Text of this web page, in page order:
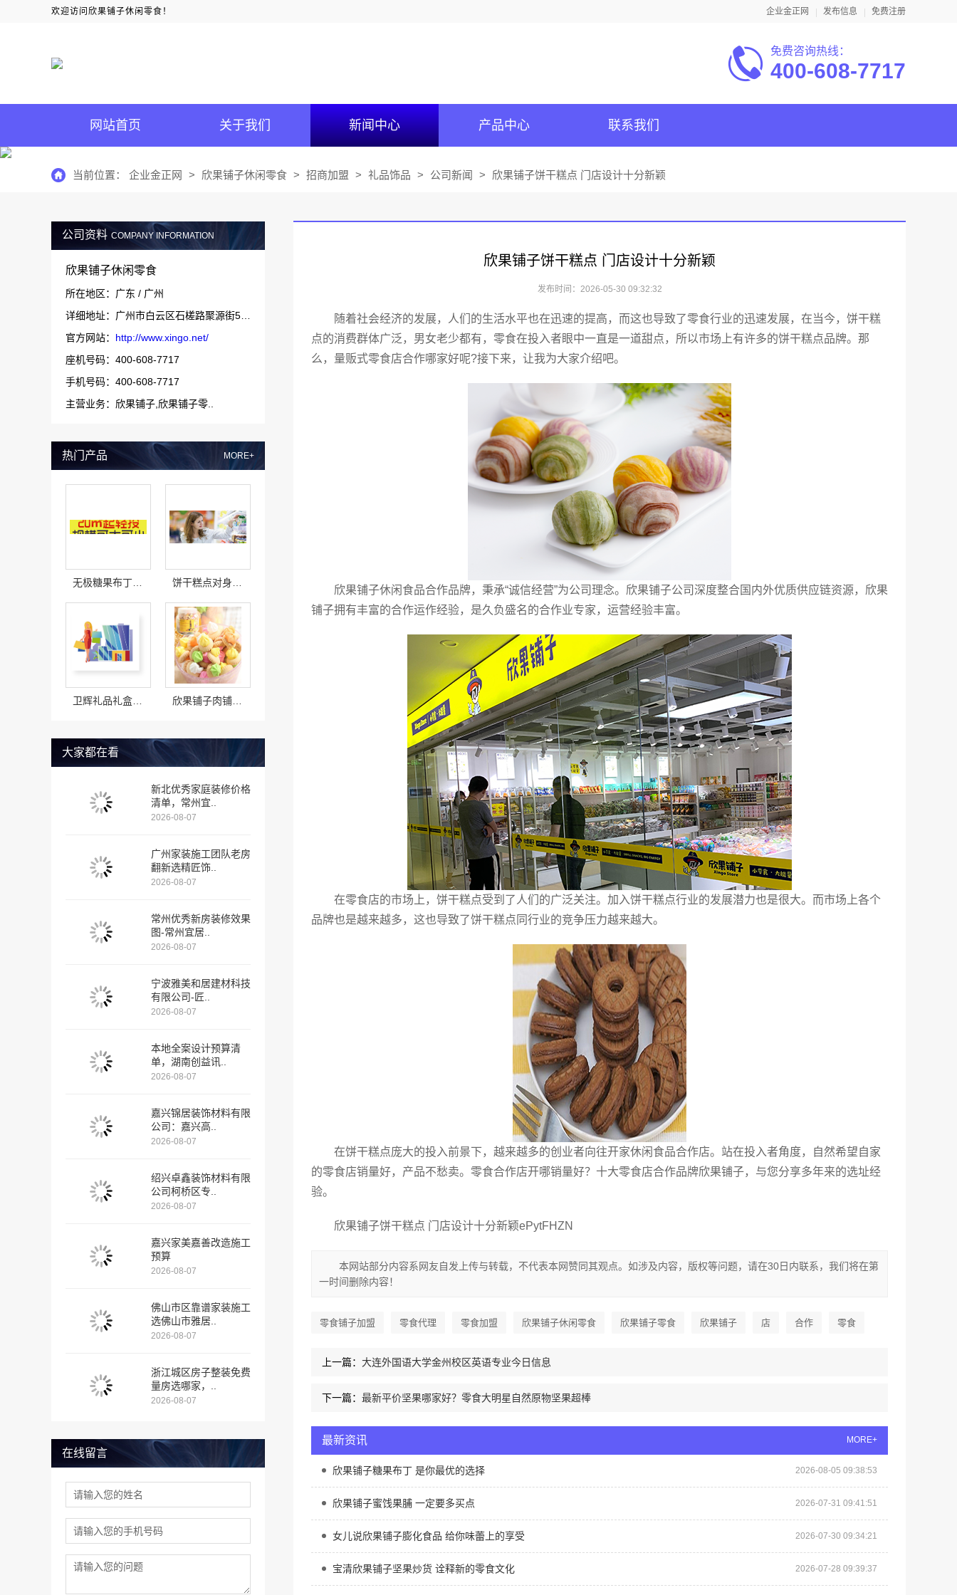
欢迎访问欣果铺子休闲零食！ 企业金正网 发布信息 免费注册
免费咨询热线：
400-608-7717
网站首页 关于我们 新闻中心 产品中心 联系我们
当前位置： 企业金正网 > 欣果铺子休闲零食 > 招商加盟 > 礼品饰品 > 公司新闻 > 欣果铺子饼干糕点 门店设计十分新颖
公司资料 COMPANY INFORMATION
欣果铺子休闲零食
所在地区：广东 / 广州
官方网站： http://www.xingo.net/
座机号码：400-608-7717
手机号码：400-608-7717
主营业务：欣果铺子,欣果铺子零..
热门产品 MORE+
大家都在看
新北优秀家庭装修价格
清单，常州宜..
2026-08-07
广州家装施工团队老房
翻新选精匠饰..
2026-08-07
常州优秀新房装修效果
图-常州宜居..
2026-08-07
宁波雅美和居建材科技
有限公司-匠..
2026-08-07
本地全案设计预算清
单，湖南创益讯..
2026-08-07
嘉兴锦居装饰材料有限
公司：嘉兴高..
2026-08-07
绍兴卓鑫装饰材料有限
公司柯桥区专..
2026-08-07
嘉兴家美嘉善改造施工
预算
2026-08-07
佛山市区靠谱家装施工
选佛山市雅居..
2026-08-07
浙江城区房子整装免费
量房选哪家，..
2026-08-07
在线留言
欣果铺子饼干糕点 门店设计十分新颖
发布时间：2026-05-30 09:32:32
随着社会经济的发展，人们的生活水平也在迅速的提高，而这也导致了零食行业的迅速发展，在当今，饼干糕
点的消费群体广泛，男女老少都有，零食在投入者眼中一直是一道甜点，所以市场上有许多的饼干糕点品牌。那
么，量贩式零食店合作哪家好呢?接下来，让我为大家介绍吧。
欣果铺子休闲食品合作品牌，秉承“诚信经营”为公司理念。欣果铺子公司深度整合国内外优质供应链资源，欣果
铺子拥有丰富的合作运作经验，是久负盛名的合作业专家，运营经验丰富。
在零食店的市场上，饼干糕点受到了人们的广泛关注。加入饼干糕点行业的发展潜力也是很大。而市场上各个
品牌也是越来越多，这也导致了饼干糕点同行业的竞争压力越来越大。
在饼干糕点庞大的投入前景下，越来越多的创业者向往开家休闲食品合作店。站在投入者角度，自然希望自家
的零食店销量好，产品不愁卖。零食合作店开哪销量好？十大零食店合作品牌欣果铺子，与您分享多年来的选址经
验。
欣果铺子饼干糕点 门店设计十分新颖ePytFHZN
本网站部分内容系网友自发上传与转载，不代表本网赞同其观点。如涉及内容，版权等问题，请在30日内联系，我们将在第
一时间删除内容！
零食铺子加盟 零食代理 零食加盟 欣果铺子休闲零食 欣果铺子零食 欣果铺子 店 合作 零食
上一篇： 大连外国语大学金州校区英语专业今日信息
下一篇： 最新平价坚果哪家好？零食大明星自然原物坚果超棒
最新资讯 MORE+
欣果铺子糖果布丁 是你最优的选择 2026-08-05 09:38:53
欣果铺子蜜饯果脯 一定要多买点 2026-07-31 09:41:51
女儿说欣果铺子膨化食品 给你味蕾上的享受 2026-07-30 09:34:21
宝清欣果铺子坚果炒货 诠释新的零食文化 2026-07-28 09:39:37